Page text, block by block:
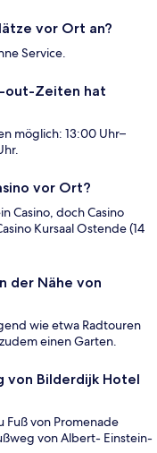
vor Ort an?
Service.
out-Zeiten hat
möglich: 13:00 Uhr–
vor Ort?
Casino, doch Casino
Kursaal Ostende (14
der Nähe von
wie etwa Radtouren
einen Garten.
von Bilderdijk Hotel
Fuß von Promenade
von Albert- Einstein-